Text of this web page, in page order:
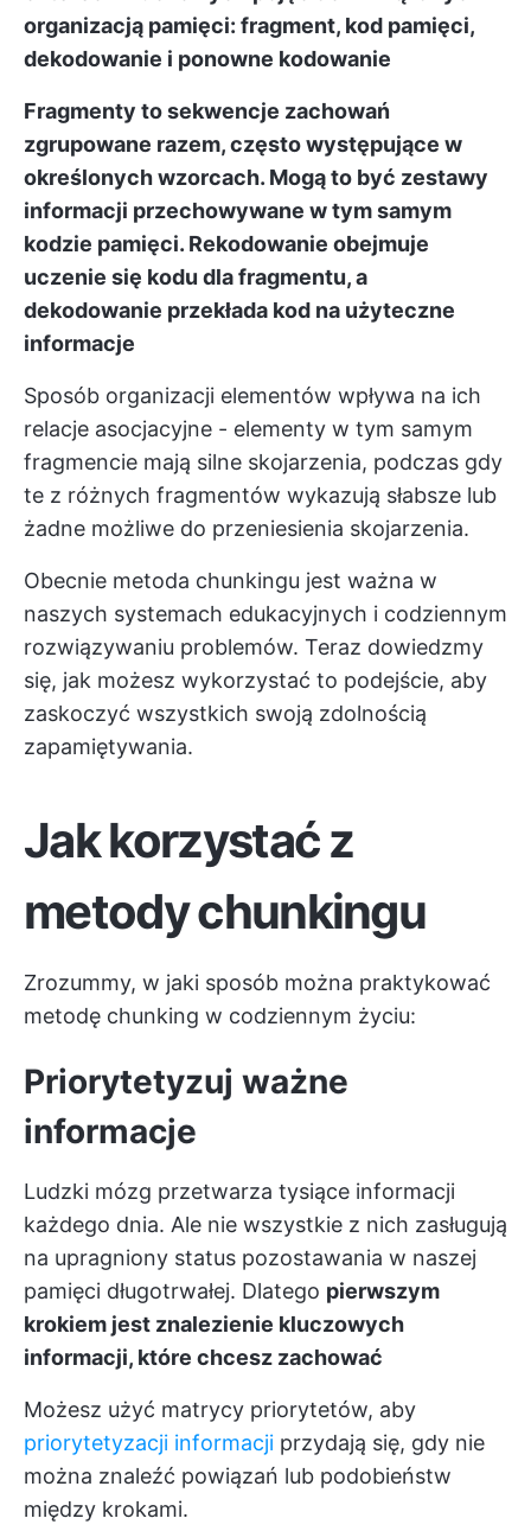
organizacją pamięci: fragment, kod pamięci,
dekodowanie i ponowne kodowanie
Fragmenty to sekwencje zachowań
zgrupowane razem, często występujące w
określonych wzorcach. Mogą to być zestawy
informacji przechowywane w tym samym
kodzie pamięci. Rekodowanie obejmuje
uczenie się kodu dla fragmentu, a
dekodowanie przekłada kod na użyteczne
informacje
Sposób organizacji elementów wpływa na ich
relacje asocjacyjne - elementy w tym samym
fragmencie mają silne skojarzenia, podczas gdy
te z różnych fragmentów wykazują słabsze lub
żadne możliwe do przeniesienia skojarzenia.
Obecnie metoda chunkingu jest ważna w
naszych systemach edukacyjnych i codziennym
rozwiązywaniu problemów. Teraz dowiedzmy
się, jak możesz wykorzystać to podejście, aby
zaskoczyć wszystkich swoją zdolnością
zapamiętywania.
Jak korzystać z
metody chunkingu
Zrozummy, w jaki sposób można praktykować
metodę chunking w codziennym życiu:
Priorytetyzuj ważne
informacje
Ludzki mózg przetwarza tysiące informacji
każdego dnia. Ale nie wszystkie z nich zasługują
na upragniony status pozostawania w naszej
pamięci długotrwałej. Dlatego pierwszym
krokiem jest znalezienie kluczowych
informacji, które chcesz zachować
Możesz użyć matrycy priorytetów, aby
priorytetyzacji informacji przydają się, gdy nie
można znaleźć powiązań lub podobieństw
między krokami.